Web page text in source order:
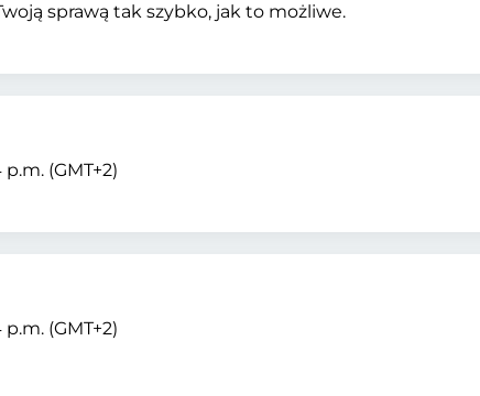
sprawą tak szybko, jak to możliwe.
(GMT+2)
(GMT+2)